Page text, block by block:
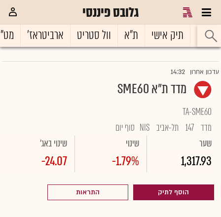
גלובס פיננסי
ראשי תיק אישי ת"א וול סטריט ארביטראז'
עדכון אחרון 14:32
מדד ת"א SME60
TA-SME60
מדד 147 תל-אביב NIS סוף יום
שער
1,317.93
שינוי
-1.79%
שינוי באג'
-24.07
הוסף לתיק התראות